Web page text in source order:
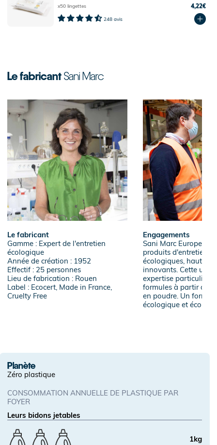
x50 lingettes 4,22€
248 avis
Le fabricantSani Marc
Le fabricant
Gamme : Expert de l'entretien
écologique
Année de création : 1952
Effectif : 25 personnes
Lieu de fabrication : Rouen
Label : Ecocert, Made in France,
Cruelty Free
Engagements
Sani Marc Europe
produits d'entretien
écologiques, hauts
innovants. Cette
expertise particulière
formules à partir
en poudre. Un format
écologique et
Planète
Zéro plastique
CONSOMMATION ANNUELLE DE PLASTIQUE PAR
FOYER
Leurs bidons jetables
1kg